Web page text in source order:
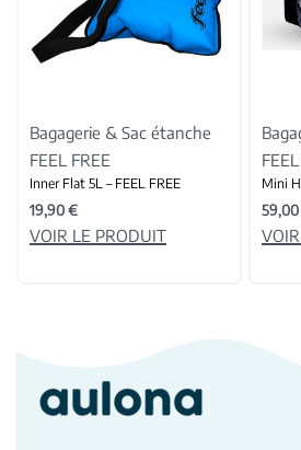
Bagagerie & Sac étanche
FEEL FREE
Inner Flat 5L – FEEL FREE
19,90€
VOIR LE PRODUIT
Mini
59,00